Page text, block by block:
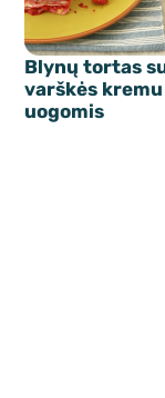
Blynų tortas
varškės
uogomis